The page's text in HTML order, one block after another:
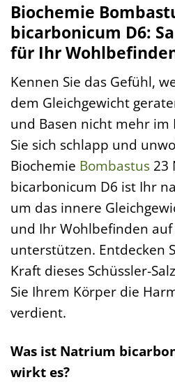
Biochemie
bicarbonicum D6:
für Ihr
Kennen Sie das Gefühl,
dem Gleichgewicht
und Basen nicht mehr im
Sie sich schlapp und
Biochemie Bombastus 23
bicarbonicum D6 ist Ihr
um das innere
und Ihr Wohlbefinden auf
unterstützen. Entdecken
Kraft dieses Schüssler-
Sie Ihrem Körper die
verdient.
Was ist Natrium
wirkt es?